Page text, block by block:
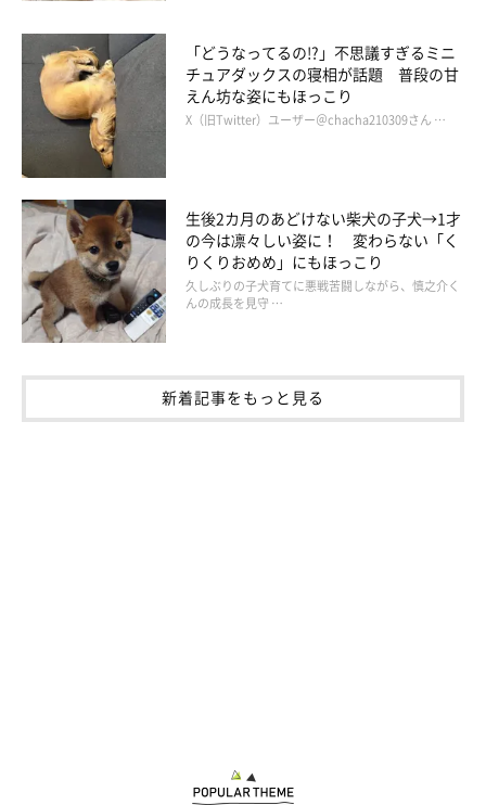
6才になったチョコくん。小さいころから遊び好きだといい、「暇なときは
お気に入りのぬいぐるみをくわえてこちらを見ています」と飼い主さん。
@choco_dog8027
飼い主さん家族の家でスクスクと成長していったチョコくんは、
現在6才（取材時）になりました。出会ったときはおとなしい印
ヤンチャっぷりを発揮していたそう。
「どうなってるの!?」不思議すぎるミニ
チュアダックスの寝相が話題 普段の甘
えん坊な姿にもほっこり
X（旧Twitter）ユーザー＠chacha210309さん …
生後2カ月のあどけない柴犬の子犬→1才
の今は凛々しい姿に！ 変わらない「く
りくりおめめ」にもほっこり
久しぶりの子犬育てに悪戦苦闘しながら、慎之介く
んの成長を見守 …
新着記事をもっと見る